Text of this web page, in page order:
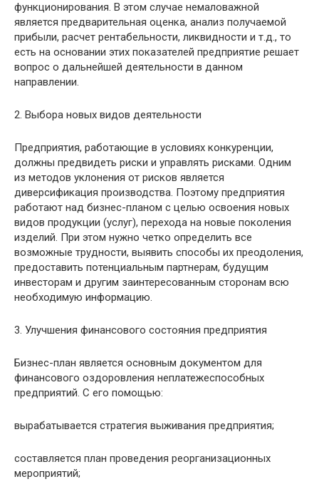
функционирования. В этом случае немаловажной
является предварительная оценка, анализ получаемой
прибыли, расчет рентабельности, ликвидности и т.д., то
есть на основании этих показателей предприятие решает
вопрос о дальнейшей деятельности в данном
направлении.
2. Выбора новых видов деятельности
Предприятия, работающие в условиях конкуренции,
должны предвидеть риски и управлять рисками. Одним
из методов уклонения от рисков является
диверсификация производства. Поэтому предприятия
работают над бизнес-планом с целью освоения новых
видов продукции (услуг), перехода на новые поколения
изделий. При этом нужно четко определить все
возможные трудности, выявить способы их преодоления,
предоставить потенциальным партнерам, будущим
инвесторам и другим заинтересованным сторонам всю
необходимую информацию.
3. Улучшения финансового состояния предприятия
Бизнес-план является основным документом для
финансового оздоровления неплатежеспособных
предприятий. С его помощью:
вырабатывается стратегия выживания предприятия;
составляется план проведения реорганизационных
мероприятий;